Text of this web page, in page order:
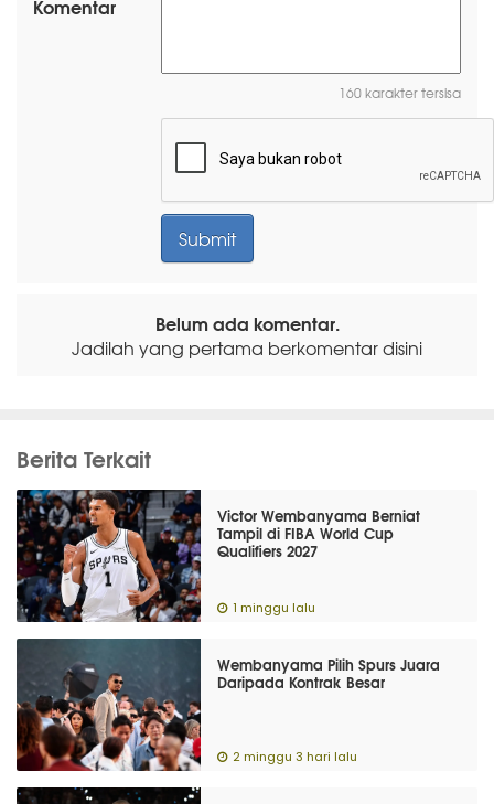
Komentar
160 karakter tersisa
Belum ada komentar.
Jadilah yang pertama berkomentar disini
Berita Terkait
Victor Wembanyama Berniat
Tampil di FIBA World Cup
Qualifiers 2027
1 minggu lalu
Wembanyama Pilih Spurs Juara
Daripada Kontrak Besar
2 minggu 3 hari lalu